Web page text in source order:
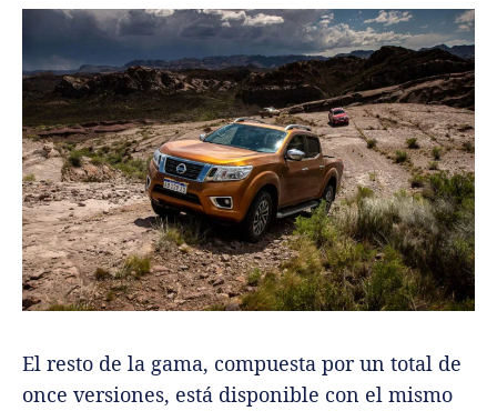
El resto de la gama, compuesta por un total de
once versiones, está disponible con el mismo